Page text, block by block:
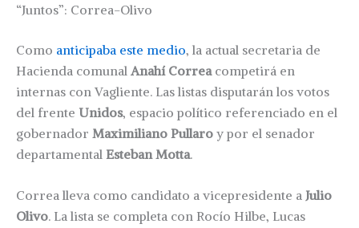
“Juntos”: Correa-Olivo
Como anticipaba este medio, la actual secretaria de
Hacienda comunal Anahí Correacompetirá en
internas con Vagliente. Las listas disputarán los votos
del frente Unidos, espacio político referenciado en el
gobernador Maximiliano Pullaro y por el senador
departamental Esteban Motta.
Correa lleva como candidato a vicepresidente a Julio
Olivo. La lista se completa con Rocío Hilbe, Lucas